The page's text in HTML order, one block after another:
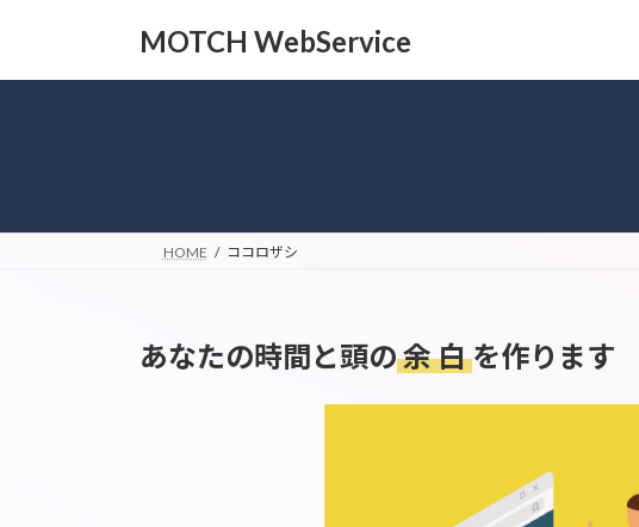
MOTCH WebService
HOME ココロザシ
あなたの時間と頭の余 白 を作ります